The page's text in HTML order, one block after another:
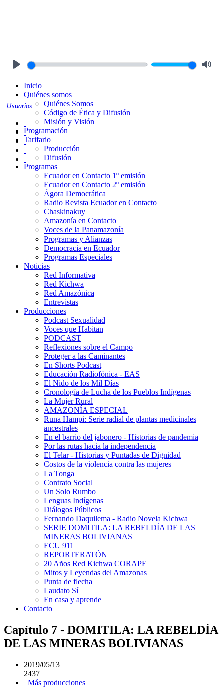
Usuarios
Inicio
Quiénes somos
Quiénes Somos
Código de Ética y Difusión
Misión y Visión
Programación
Tarifario
Producción
Difusión
Programas
Ecuador en Contacto 1º emisión
Ecuador en Contacto 2º emisión
Ágora Democrática
Radio Revista Ecuador en Contacto
Chaskinakuy
Amazonía en Contacto
Voces de la Panamazonía
Programas y Alianzas
Democracia en Ecuador
Programas Especiales
Noticias
Red Informativa
Red Kichwa
Red Amazónica
Entrevistas
Producciones
Podcast Sexualidad
Voces que Habitan
PODCAST
Reflexiones sobre el Campo
Proteger a las Caminantes
En Shorts Podcast
Educación Radiofónica - EAS
El Nido de los Mil Días
Cronología de Lucha de los Pueblos Indígenas
La Mujer Rural
AMAZONÍA ESPECIAL
Runa Hampi: Serie radial de plantas medicinales
ancestrales
En el barrio del jabonero - Historias de pandemia
Por las rutas hacia la independencia
El Telar - Historias y Puntadas de Dignidad
Costos de la violencia contra las mujeres
La Tonga
Contrato Social
Un Solo Rumbo
Lenguas Indígenas
Diálogos Públicos
Fernando Daquilema - Radio Novela Kichwa
SERIE DOMITILA: LA REBELDÍA DE LAS
MINERAS BOLIVIANAS
ECU 911
REPORTERATÓN
20 Años Red Kichwa CORAPE
Mitos y Leyendas del Amazonas
Punta de flecha
Laudato Sí
En casa y aprende
Contacto
Capítulo 7 - DOMITILA: LA REBELDÍA
DE LAS MINERAS BOLIVIANAS
2019/05/13
2437
Más producciones